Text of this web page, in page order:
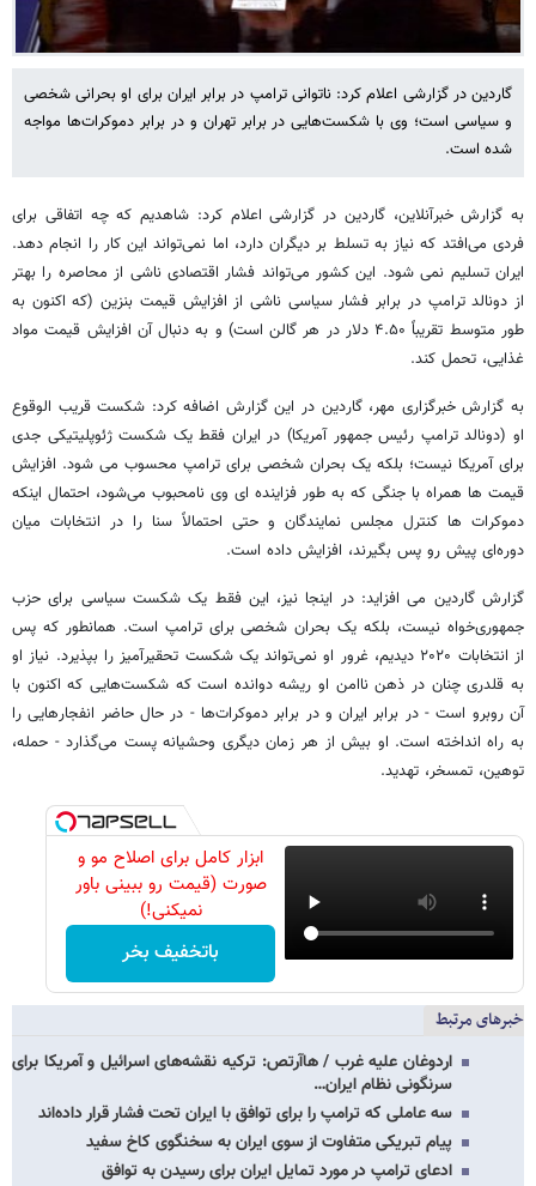
گاردین در گزارشی اعلام کرد: ناتوانی ترامپ در برابر ایران برای او بحرانی شخصی
و سیاسی است؛ وی با شکست‌هایی در برابر تهران و در برابر دموکرات‌ها مواجه
شده است.
به گزارش خبرآنلاین، گاردین در گزارشی اعلام کرد: شاهدیم که چه اتفاقی برای
فردی می‌افتد که نیاز به تسلط بر دیگران دارد، اما نمی‌تواند این کار را انجام دهد.
ایران تسلیم نمی شود. این کشور می‌تواند فشار اقتصادی ناشی از محاصره را بهتر
از دونالد ترامپ در برابر فشار سیاسی ناشی از افزایش قیمت بنزین (که اکنون به
طور متوسط تقریباً ۴.۵۰ دلار در هر گالن است) و به دنبال آن افزایش قیمت مواد
غذایی، تحمل کند.
به گزارش خبرگزاری مهر، گاردین در این گزارش اضافه کرد: شکست قریب‌ الوقوع
او (دونالد ترامپ رئیس جمهور آمریکا) در ایران فقط یک شکست ژئوپلیتیکی جدی
برای آمریکا نیست؛ بلکه یک بحران شخصی برای ترامپ محسوب می شود. افزایش
قیمت‌ ها همراه با جنگی که به طور فزاینده‌ ای وی نامحبوب می‌شود، احتمال اینکه
دموکرات‌ ها کنترل مجلس نمایندگان و حتی احتمالاً سنا را در انتخابات میان‌
دوره‌ای پیش رو پس بگیرند، افزایش داده است.
گزارش گاردین می افزاید: در اینجا نیز، این فقط یک شکست سیاسی برای حزب
جمهوری‌خواه نیست، بلکه یک بحران شخصی برای ترامپ است. همانطور که پس
از انتخابات ۲۰۲۰ دیدیم، غرور او نمی‌تواند یک شکست تحقیرآمیز را بپذیرد. نیاز او
به قلدری چنان در ذهن ناامن او ریشه دوانده است که شکست‌هایی که اکنون با
آن روبرو است - در برابر ایران و در برابر دموکرات‌ها - در حال حاضر انفجارهایی را
به راه انداخته‌ است. او بیش از هر زمان دیگری وحشیانه پست می‌گذارد - حمله،
توهین، تمسخر، تهدید.
ابزار کامل برای اصلاح مو و
صورت (قیمت رو ببینی باور
نمیکنی!)
باتخفیف بخر
خبرهای مرتبط
اردوغان علیه غرب / هاآرتص: ترکیه نقشه‌های اسرائیل و آمریکا برای
سرنگونی نظام ایران…
سه عاملی که ترامپ را برای توافق با ایران تحت فشار قرار داده‌اند
پیام تبریکی متفاوت از سوی ایران به سخنگوی کاخ سفید
ادعای ترامپ در مورد تمایل ایران برای رسیدن به توافق